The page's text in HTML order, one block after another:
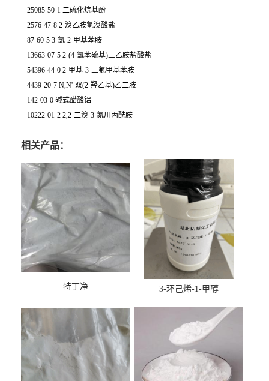
25085-50-1 二硫化烷基酚
2576-47-8 2-溴乙胺氢溴酸盐
87-60-5 3-氯-2-甲基苯胺
13663-07-5 2-(4-氯苯硫基)三乙胺盐酸盐
54396-44-0 2-甲基-3-三氟甲基苯胺
4439-20-7 N,N'-双(2-羟乙基)乙二胺
142-03-0 碱式醋酸铝
10222-01-2 2,2-二溴-3-氮川丙酰胺
相关产品：
特丁净 3-环己烯-1-甲醇